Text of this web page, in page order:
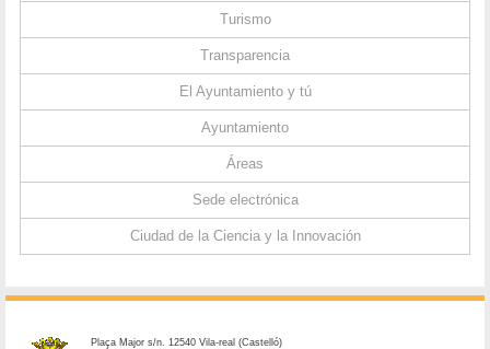
Turismo
Transparencia
El Ayuntamiento y tú
Ayuntamiento
Áreas
Sede electrónica
Ciudad de la Ciencia y la Innovación
Plaça Major s/n. 12540 Vila-real (Castelló)